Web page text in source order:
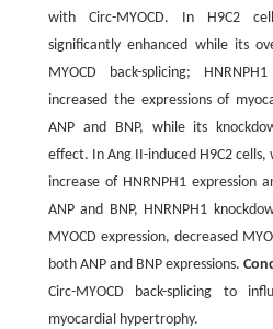
with Circ-MYOCD. In H9C2
significantly enhanced while its
MYOCD back-splicing;
increased the expressions of
ANP and BNP, while its
effect. In Ang II-induced H9C2
increase of HNRNPH1 expression
ANP and BNP, HNRNPH1
MYOCD expression, decreased
both ANP and BNP expressions.
Circ-MYOCD back-splicing to
myocardial hypertrophy.